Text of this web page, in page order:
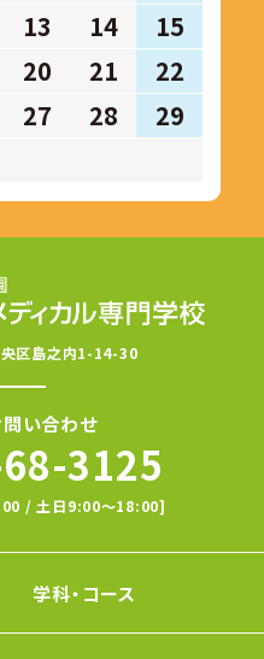
13 14
15
20 21
22
27 28
29
区島之内1-14-30
い合わせ
3125
/ 土日9:00〜18:00]
学科・コース